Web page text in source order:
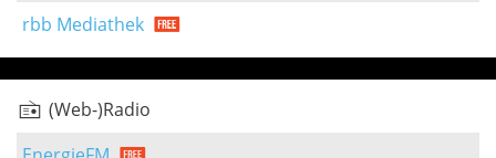
rbb Mediathek
(Web-)Radio